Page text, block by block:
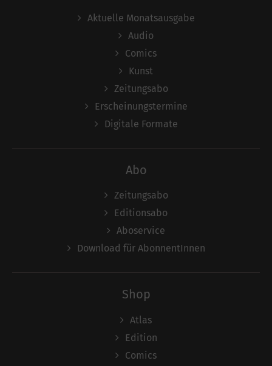
Aktuelle Monatsausgabe
Audio
Comics
Kunst
Zeitungsabo
Erscheinungstermine
Digitale Formate
Abo
Zeitungsabo
Editionsabo
Aboservice
Download für AbonnentInnen
Shop
Atlas
Edition
Comics